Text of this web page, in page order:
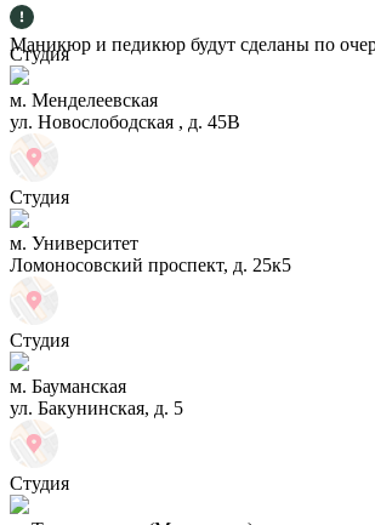
Маникюр и педикюр будут сделаны по
Студия
м. Менделеевская
ул. Новослободская , д. 45В
Студия
м. Университет
Ломоносовский проспект, д. 25к5
Студия
м. Бауманская
ул. Бакунинская, д. 5
Студия